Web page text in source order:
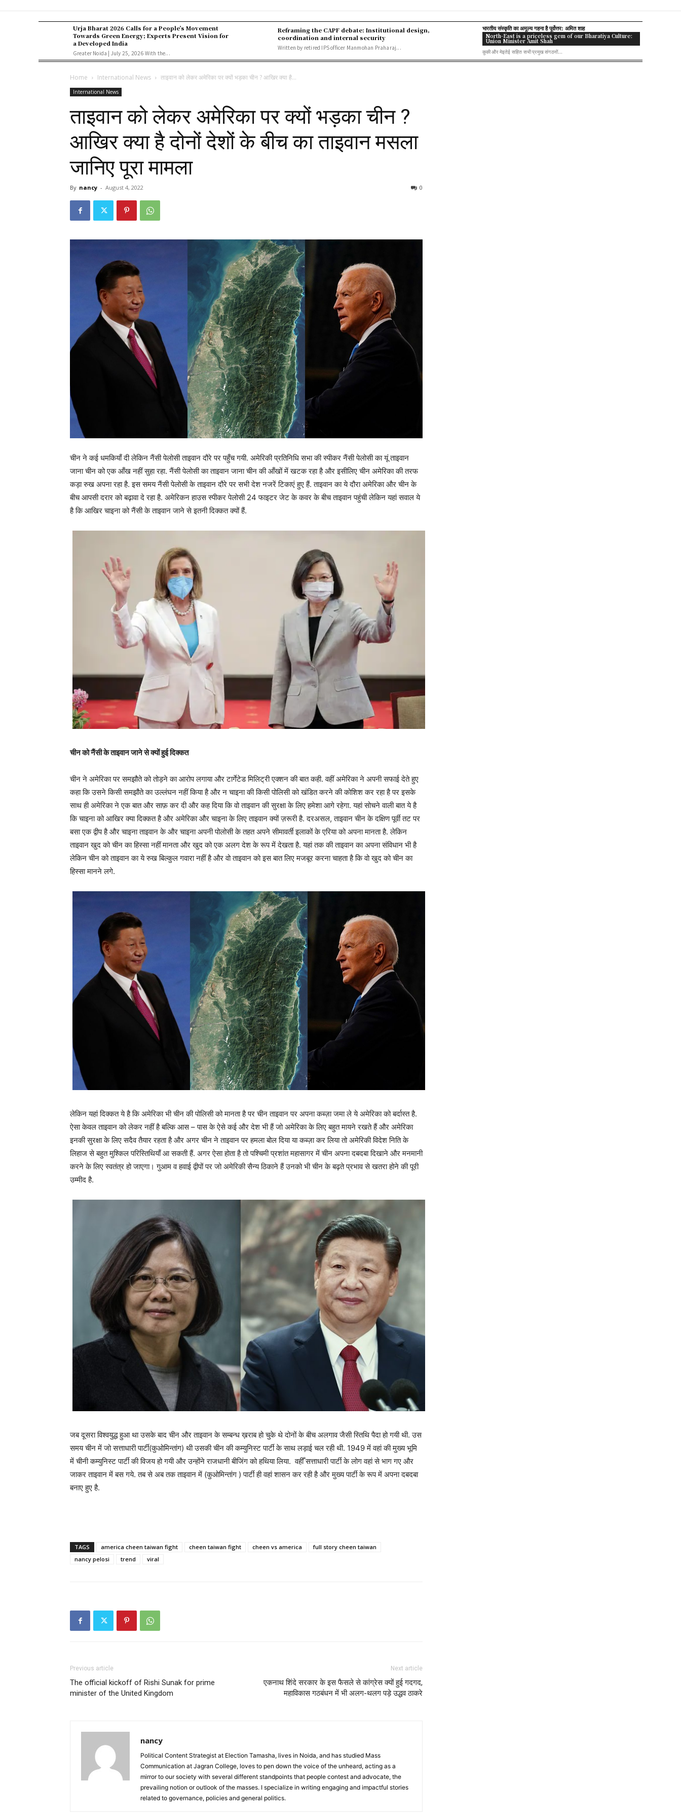
Urja Bharat 2026 Calls for a People’s Movement
Towards Green Energy; Experts Present Vision for
a Developed India
Greater Noida | July 25, 2026 With the...
Reframing the CAPF debate: Institutional design,
coordination and internal security
Written by retired IPS officer Manmohan Praharaj...
भारतीय संस्कृति का अमूल्य गहना है पूर्वोत्तर: अमित शाह
North-East is a priceless gem of our Bharatiya Culture:
Union Minister Amit Shah
कुकी और मेइतेई सहित सभी प्रमुख संगठनों...
Home International News ताइवान को लेकर अमेरिका पर क्यों भड़का चीन ? आखिर क्या है...
International News
ताइवान को लेकर अमेरिका पर क्यों भड़का चीन ?
आखिर क्या है दोनों देशों के बीच का ताइवान मसला
जानिए पूरा मामला
By nancy - August 4, 2022 0
चीन ने कई धमकियाँ दी लेकिन नैंसी पेलोसी ताइवान दौरे पर पहुँच गयी. अमेरिकी प्रतिनिधि सभा की स्पीकर नैंसी पेलोसी का यूं ताइवान
जाना चीन को एक आँख नहीं सुहा रहा. नैंसी पेलोसी का ताइवान जाना चीन की आँखों में खटक रहा है और इसीलिए चीन अमेरिका की तरफ
कड़ा रुख अपना रहा है. इस समय नैंसी पेलोसी के ताइवान दौरे पर सभी देश नजरें टिकाएं हुए हैं. ताइवान का ये दौरा अमेरिका और चीन के
बीच आपसी दरार को बढ़ावा दे रहा है. अमेरिकन हाउस स्पीकर पेलोसी 24 फाइटर जेट के कवर के बीच ताइवान पहुंची लेकिन यहां सवाल ये
है कि आखिर चाइना को नैंसी के ताइवान जाने से इतनी दिक्कत क्यों हैं.
चीन को नैंसी के ताइवान जाने से क्यों हुई दिक्कत
चीन ने अमेरिका पर समझौते को तोड़ने का आरोप लगाया और टार्गेटेड मिलिट्री एक्शन की बात कही. वहीं अमेरिका ने अपनी सफाई देते हुए
कहा कि उसने किसी समझौते का उल्लंघन नहीं किया है और न चाइना की किसी पोलिसी को खंडित करने की कोशिश कर रहा है पर इसके
साथ ही अमेरिका ने एक बात और साफ़ कर दी और कह दिया कि वो ताइवान की सुरक्षा के लिए हमेशा आगे रहेगा. यहां सोचने वाली बात ये है
कि चाइना को आखिर क्या दिक्कत है और अमेरिका और चाइना के लिए ताइवान क्यों ज़रूरी है. दरअसल, ताइवान चीन के दक्षिण पूर्वी तट पर
बसा एक द्वीप है और चाइना ताइवान के और चाइना अपनी पोलोसी के तहत अपने सीमावर्ती इलाकों के एरिया को अपना मानता है. लेकिन
ताइवान खुद को चीन का हिस्सा नहीं मानता और खुद को एक अलग देश के रूप में देखता है. यहां तक की ताइवान का अपना संविधान भी है
लेकिन चीन को ताइवान का ये रुख बिल्कुल गवारा नहीं है और वो ताइवान को इस बात लिए मजबूर करना चाहता है कि वो खुद को चीन का
हिस्सा मानने लगे.
लेकिन यहां दिक्कत ये है कि अमेरिका भी चीन की पोलिसी को मानता है पर चीन ताइवान पर अपना कब्ज़ा जमा ले ये अमेरिका को बर्दास्त है.
ऐसा केवल ताइवान को लेकर नहीं है बल्कि आस – पास के ऐसे कई और देश भी हैं जो अमेरिका के लिए बहुत मायने रखते हैं और अमेरिका
इनकी सुरक्षा के लिए सदैव तैयार रहता है और अगर चीन ने ताइवान पर हमला बोल दिया या कब्ज़ा कर लिया तो अमेरिकी विदेश निति के
लिहाज से बहुत मुश्किल परिस्तिथियाँ आ सकती हैं. अगर ऐसा होता है तो पश्चिमी प्रशांत महासागर में चीन अपना दबदबा दिखाने और मनमानी
करने के लिए स्वतंत्र हो जाएगा। गुआम व हवाई द्वीपों पर जो अमेरिकी सैन्य ठिकाने हैं उनको भी चीन के बढ़ते प्रभाव से खतरा होने की पूरी
उम्मीद है.
जब दूसरा विश्वयुद्ध हुआ था उसके बाद चीन और ताइवान के सम्बन्ध ख़राब हो चुके थे दोनों के बीच अलगाव जैसी स्तिथि पैदा हो गयी थी. उस
समय चीन में जो सत्ताधारी पार्टी(कुओमिन्तांग) थी उसकी चीन की कम्युनिस्ट पार्टी के साथ लड़ाई चल रही थी. 1949 में वहां की मुख्य भूमि
में चीनी कम्युनिस्ट पार्टी की विजय हो गयी और उन्होंने राजधानी बीजिंग को हथिया लिया. वहीँ सत्ताधारी पार्टी के लोग वहां से भाग गए और
जाकर ताइवान में बस गये. तब से अब तक ताइवान में (कुओमिन्तांग ) पार्टी ही वहां शासन कर रही है और मुख्य पार्टी के रूप में अपना दबदबा
बनाए हुए है.
TAGS america cheen taiwan fight cheen taiwan fight cheen vs america
full story cheen taiwan
nancy pelosi
trend viral
Previous article
The official kickoff of Rishi Sunak for prime
minister of the United Kingdom
Next article
एकनाथ शिंदे सरकार के इस फैसले से कांग्रेस क्यों हुई गदगद,
महाविकास गठबंधन में भी अलग-थलग पड़े उद्धव ठाकरे
nancy
Political Content Strategist at Election Tamasha, lives in Noida, and has studied Mass
Communication at Jagran College, loves to pen down the voice of the unheard, acting as a
mirror to our society with several different standpoints that people contest and advocate, the
prevailing notion or outlook of the masses. I specialize in writing engaging and impactful stories
related to governance, policies and general politics.